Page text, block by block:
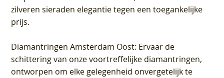
zilveren sieraden elegantie tegen een toegankelijke
prijs.
Diamantringen Amsterdam Oost: Ervaar de
schittering van onze voortreffelijke diamantringen,
ontworpen om elke gelegenheid onvergetelijk te